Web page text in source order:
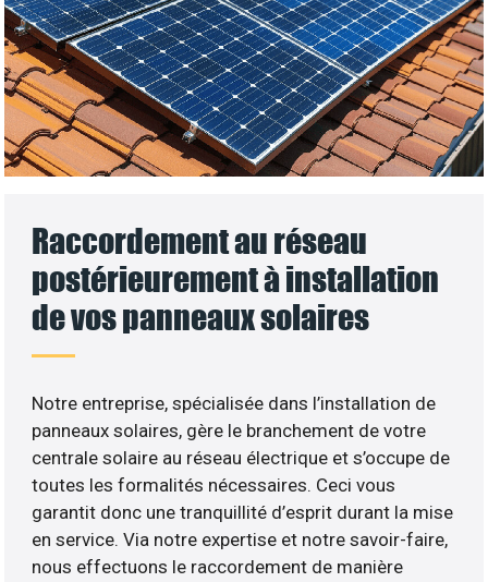
Raccordement au réseau
postérieurement à installation
de vos panneaux solaires
Notre entreprise, spécialisée dans l’installation de
panneaux solaires, gère le branchement de votre
centrale solaire au réseau électrique et s’occupe de
toutes les formalités nécessaires. Ceci vous
garantit donc une tranquillité d’esprit durant la mise
en service. Via notre expertise et notre savoir-faire,
nous effectuons le raccordement de manière